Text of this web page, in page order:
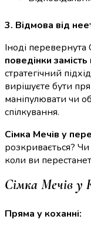
3. Відмова від
Іноді перевернута
поведінки замість
стратегічний
вирішуєте бути
маніпулювати чи
спілкування.
Сімка Мечів у
розкривається? Чи
коли ви
Сімка Мечів у
Пряма у коханні: